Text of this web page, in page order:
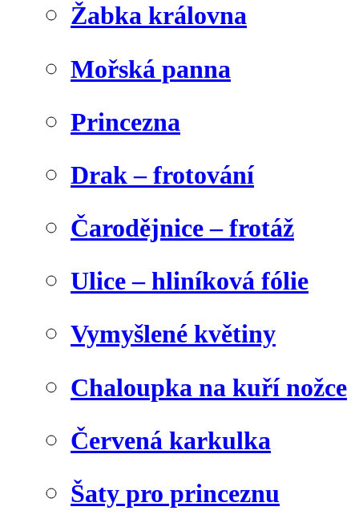
Žabka královna
Mořská panna
Princezna
Drak – frotování
Čarodějnice – frotáž
Ulice – hliníková fólie
Vymyšlené květiny
Chaloupka na kuří nožce
Červená karkulka
Šaty pro princeznu